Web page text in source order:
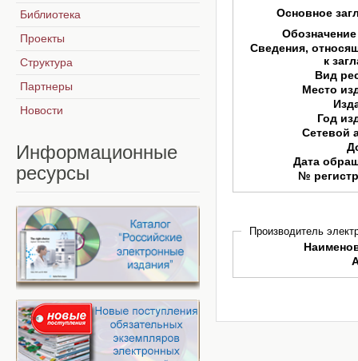
Основное
Сведения,
к
Вид
Место
Год
Сетевой
Дата
№
Производитель
Библиотека
Проекты
Структура
Партнеры
Новости
Информационные
ресурсы